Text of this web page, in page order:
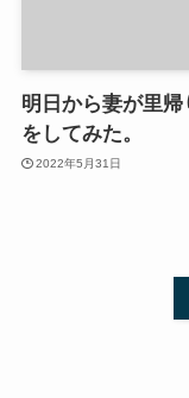
明日から妻が里
をしてみた。
2022年5月31日